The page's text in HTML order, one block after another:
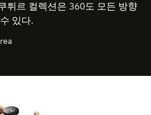
튀르 컬렉션은 360도 모든 방향
있다.